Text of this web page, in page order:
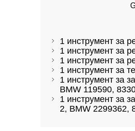
1 инструмент за
1 инструмент за
1 инструмент за
1 инструмент за
1 инструмент за
BMW 119590,
1 инструмент за
2, BMW 2299362,